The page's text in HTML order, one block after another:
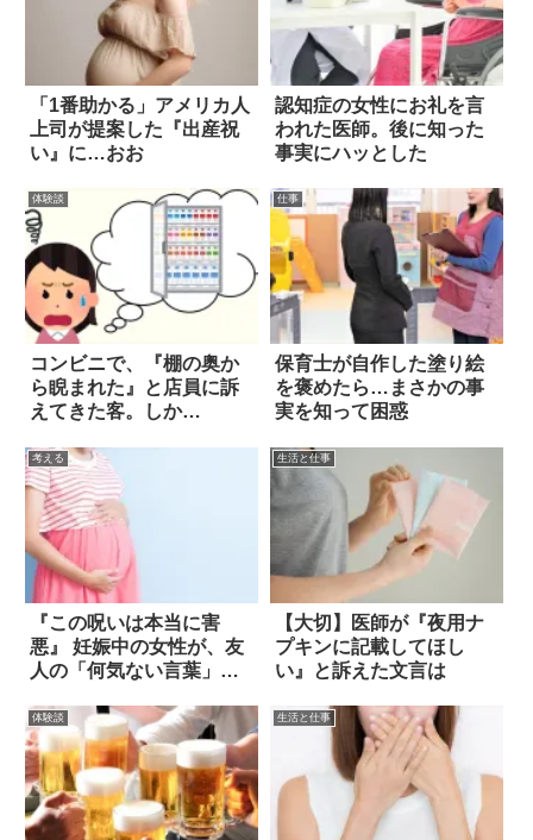
「1番助かる」アメリカ人
上司が提案した『出産祝
い』に…おお
認知症の女性にお礼を言
われた医師。後に知った
事実にハッとした
体験談
コンビニで、『棚の奥か
ら睨まれた』と店員に訴
えてきた客。しか
仕事
保育士が自作した塗り絵
を褒めたら…まさかの事
実を知って困惑
考える
『この呪いは本当に害
悪』 妊娠中の女性が、友
人の「何気ない言葉」に
生活と仕事
【大切】医師が『夜用ナ
プキンに記載してほし
い』と訴えた文言は
体験談 生活と仕事